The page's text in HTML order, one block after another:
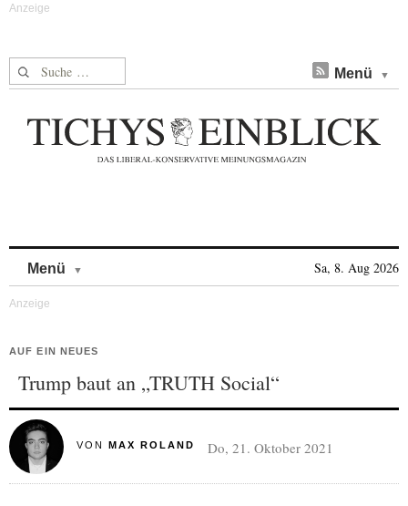
Suche nach: Menü
Menü Sa, 8. Aug 2026
AUF EIN NEUES
Trump baut an „TRUTH Social“
VON MAX ROLAND Do, 21. Oktober 2021